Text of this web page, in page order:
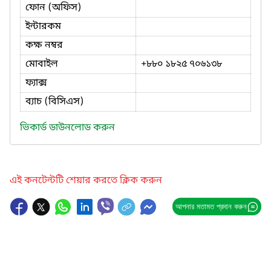
ফোন (অফিস)
ইন্টারকম
কক্ষ নম্বর
মোবাইল
+৮৮০ ১৮২৫ ৭০৬১৩৮
ফ্যাক্স
ব্যাচ (বিসিএস)
ভিকার্ড ডাউনলোড করুন
এই কনটেন্টটি শেয়ার করতে ক্লিক করুন
আপনার মতামত প্রদান করুন